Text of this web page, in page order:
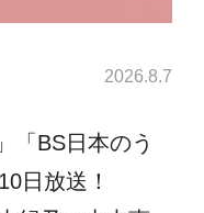
2026.8.7
「BS日本のう
日放送！